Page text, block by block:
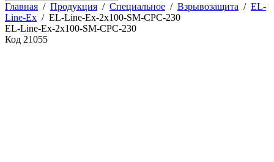
Главная / Продукция / Специальное / Взрывозащита / EL-
Line-Ex / EL-Line-Ex-2x100-SM-CPC-230
EL-Line-Ex-2x100-SM-CPC-230
Код 21055